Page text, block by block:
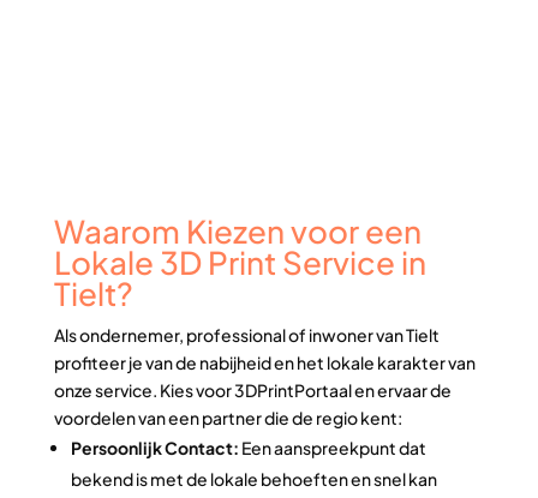
Waarom Kiezen voor een
Lokale 3D Print Service in
Tielt?
Als ondernemer, professional of inwoner van Tielt
profiteer je van de nabijheid en het lokale karakter van
onze service. Kies voor 3DPrintPortaal en ervaar de
voordelen van een partner die de regio kent:
Persoonlijk Contact: Een aanspreekpunt dat
bekend is met de lokale behoeften en snel kan